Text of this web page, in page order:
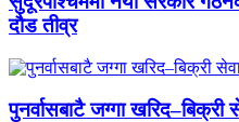
दौड तीव्र
पुनर्वासबाटै जग्गा